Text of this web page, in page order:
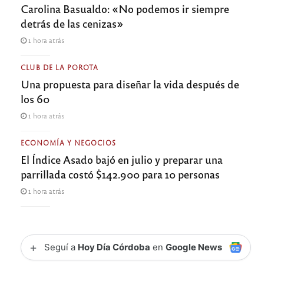
Carolina Basualdo: «No podemos ir siempre
detrás de las cenizas»
1 hora atrás
CLUB DE LA POROTA
Una propuesta para diseñar la vida después de
los 60
1 hora atrás
ECONOMÍA Y NEGOCIOS
El Índice Asado bajó en julio y preparar una
parrillada costó $142.900 para 10 personas
1 hora atrás
+ Seguí a Hoy Día Córdoba enGoogle News